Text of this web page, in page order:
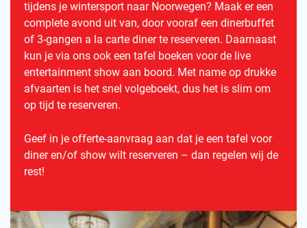
tijdens je wintersport naar Noorwegen? Maak er een
complete avond uit van, door vooraf een dinerbuffet
of 3-gangen a la carte diner te reserveren. Daarnaast
kun je via ons ook een tafel boeken voor de live
entertainment show aan boord. Met name op drukke
afvaarten is het snel volgeboekt, dus het is slim om
op tijd te reserveren.
Geef in je offerte-aanvraag aan dat je een tafel voor
diner en/of show wilt reserveren – dan regelen wij de
rest!